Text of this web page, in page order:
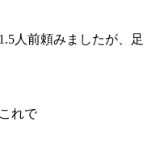
人前頼みましたが、足
れで